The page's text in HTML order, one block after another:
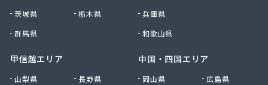
茨城県
栃木県
群馬県
甲信越エリア
山梨県
長野県
兵庫県
和歌山県
中国・四国エリア
岡山県
広島県